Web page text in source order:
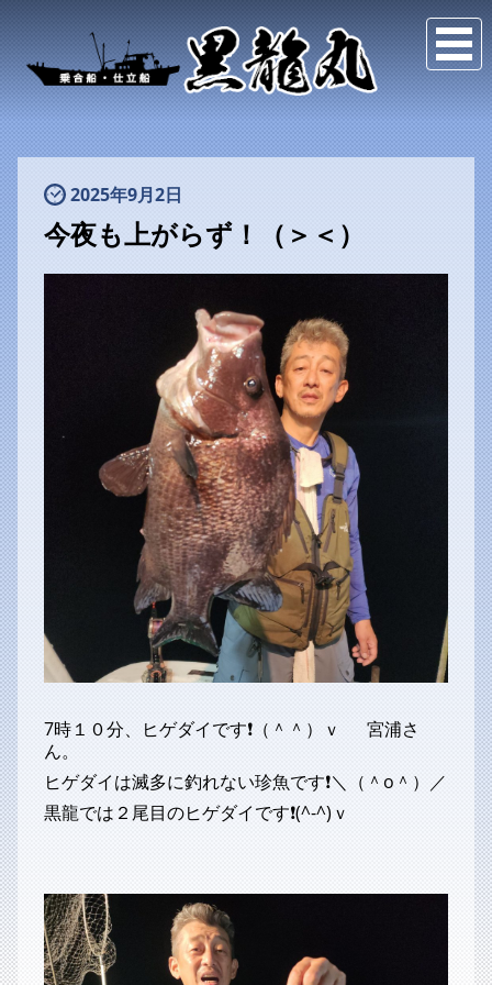
2025年9月2日
今夜も上がらず！（＞＜）
7時１０分、ヒゲダイです❗（＾＾）ｖ 宮浦さ
ん。
ヒゲダイは滅多に釣れない珍魚です❗＼（＾o＾）／
黒龍では２尾目のヒゲダイです❗(^-^)ｖ